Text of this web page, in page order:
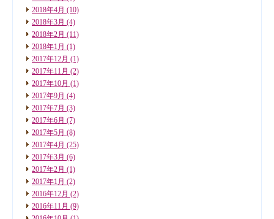
2018年4月 (10)
2018年3月 (4)
2018年2月 (11)
2018年1月 (1)
2017年12月 (1)
2017年11月 (2)
2017年10月 (1)
2017年9月 (4)
2017年7月 (3)
2017年6月 (7)
2017年5月 (8)
2017年4月 (25)
2017年3月 (6)
2017年2月 (1)
2017年1月 (2)
2016年12月 (2)
2016年11月 (9)